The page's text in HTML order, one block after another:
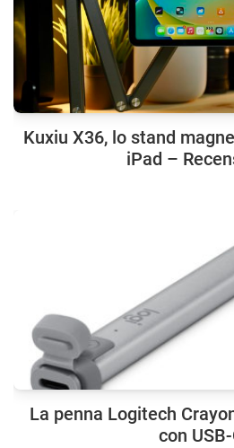
Kuxiu X36, lo stand
iPad –
La penna Logitech
con